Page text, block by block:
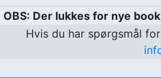
OBS: Der lukkes for nye
Hvis du har spørgsmål